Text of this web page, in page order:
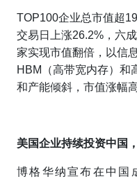
TOP100企业总市值超
交易日上涨26.2%，六
家实现市值翻倍，以信
HBM（高带宽内存）和
和产能倾斜，市值涨幅
美国企业持续投资中国
博格华纳宣布在中国